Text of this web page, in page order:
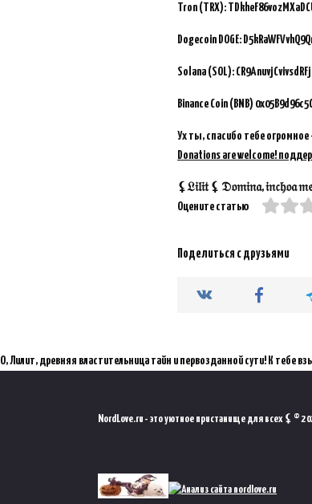
Tron (TRX):
Dogecoin DOGE:
Solana (SOL):
Binance Coin (BNB)
Ух ты, спасибо тебе
Donations are welcome!
⚸𝔏𝔦𝔩𝔦𝔱 ⚸ 𝔇𝔬𝔪𝔦𝔫𝔞, 𝔦𝔫𝔠𝔥𝔬𝔞 𝔪𝔢
Оцените статью
Поделиться с друзьями
NordLove.ru - это уютное пристанище для всех ⚸ ©
О, Лилит, древняя властительница тайн и первозданной сути! К тебе